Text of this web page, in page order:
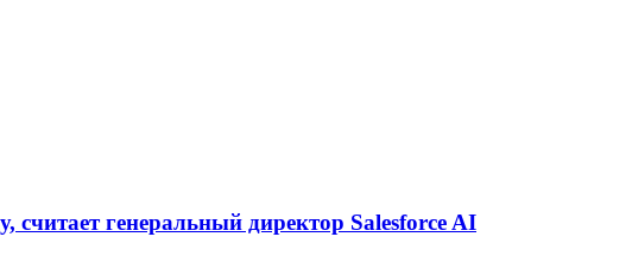
считает генеральный директор Salesforce AI